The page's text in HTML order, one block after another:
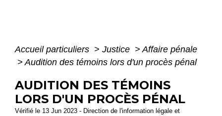
Accueil particuliers > Justice > Affaire pénale
> Audition des témoins lors d'un procès pénal
AUDITION DES TÉMOINS
LORS D'UN PROCÈS PÉNAL
Vérifié le 13 Jun 2023 - Direction de l'information légale et